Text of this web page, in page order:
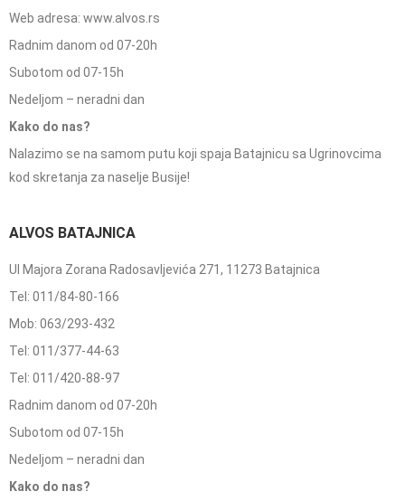
Web adresa: www.alvos.rs
Radnim danom od 07-20h
Subotom od 07-15h
Nedeljom – neradni dan
Kako do nas?
Nalazimo se na samom putu koji spaja Batajnicu sa Ugrinovcima
kod skretanja za naselje Busije!
ALVOS BATAJNICA
Ul Majora Zorana Radosavljevića 271, 11273 Batajnica
Tel: 011/84-80-166
Mob: 063/293-432
Tel: 011/377-44-63
Tel: 011/420-88-97
Radnim danom od 07-20h
Subotom od 07-15h
Nedeljom – neradni dan
Kako do nas?